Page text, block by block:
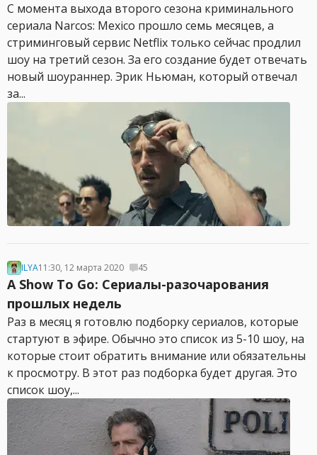
С момента выхода второго сезона криминального
сериала Narcos: Mexico прошло семь месяцев, а
стриминговый сервис Netflix только сейчас продлил
шоу на третий сезон. За его создание будет отвечать
новый шоураннер. Эрик Ньюман, который отвечал
за...
ILYA11:30, 12 марта 2020 45
A Show To Go: Сериалы-разочарования
прошлых недель
Раз в месяц я готовлю подборку сериалов, которые
стартуют в эфире. Обычно это список из 5-10 шоу, на
которые стоит обратить внимание или обязательны
к просмотру. В этот раз подборка будет другая. Это
список шоу,...